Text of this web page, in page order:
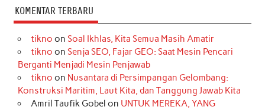
KOMENTAR TERBARU
tikno on Soal Ikhlas, Kita Semua Masih Amatir
tikno on Senja SEO, Fajar GEO: Saat Mesin Pencari
Berganti Menjadi Mesin Penjawab
tikno on Nusantara di Persimpangan Gelombang:
Konstruksi Maritim, Laut Kita, dan Tanggung Jawab Kita
Amril Taufik Gobel on UNTUK MEREKA, YANG